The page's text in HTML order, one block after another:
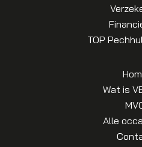
TOP
Wat is
Alle